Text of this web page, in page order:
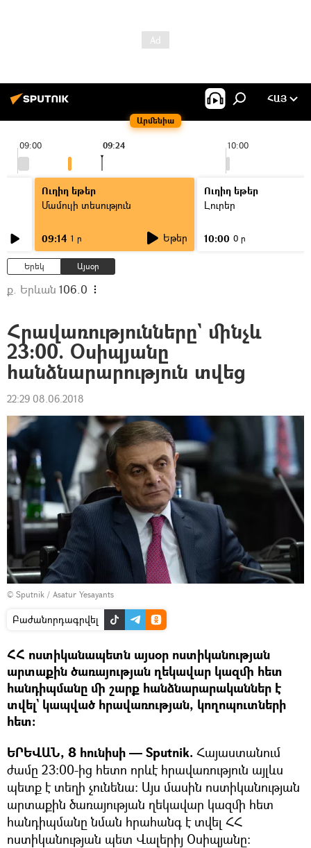
Արմենիա
ՀԱՅ
09:00 10:00
09:24
Ուղիղ եթեր
Մամուլի տեսություն
09:14 1 ր Եթեր
Ուղիղ եթեր
Լուրեր
10:00 0 ր
Երեկ Այսօր
ք. Երևան 106.0
Հրավառությունները` մինչև
23։00. Օսիպյանը
հանձնարարություն տվեց
22:29 08.06.2018
© Sputnik / Asatur Yesayants
Բաժանորդագրվել
ՀՀ ոստիկանապետն այսօր ոստիկանության
արտաքին ծառայության ղեկավար կազմի հետ
հանդիպմանը մի շարք հանձնարարականներ է
տվել` կապված հրավառության, կողոպուտների
հետ։
ԵՐԵՎԱՆ, 8 հունիսի — Sputnik. Հայաստանում
ժամը 23:00-ից հետո որևէ հրավառություն այլևս
պետք է տեղի չունենա։ Այս մասին ոստիկանության
արտաքին ծառայության ղեկավար կազմի հետ
հանդիպմանը նման հրահանգ է տվել ՀՀ
ոստիկանության պետ Վալերիյ Օսիպյանը։